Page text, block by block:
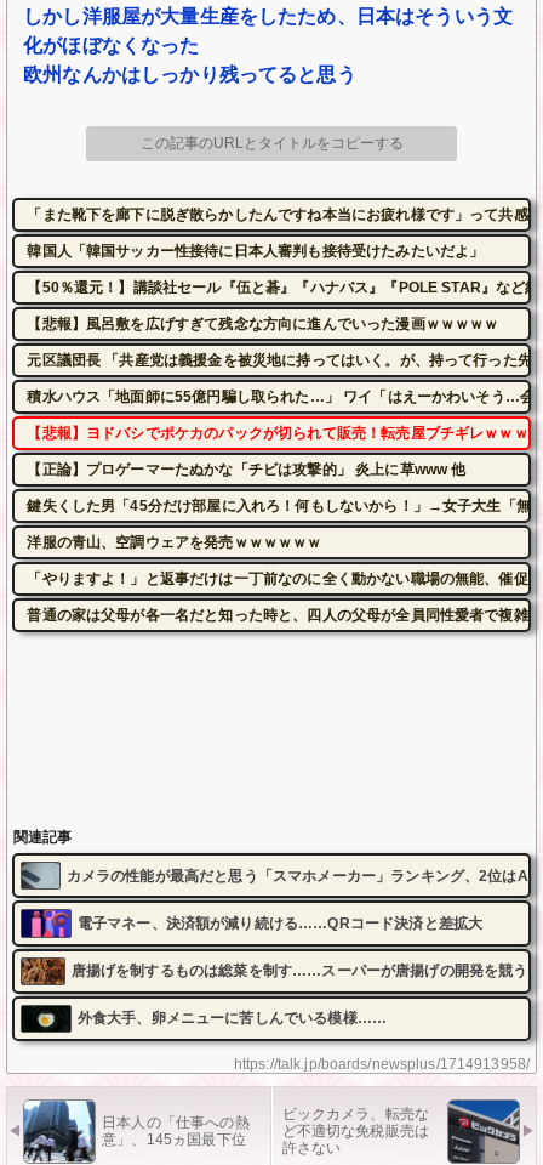
しかし洋服屋が大量生産をしたため、日本はそういう文
化がほぼなくなった
欧州なんかはしっかり残ってると思う
https://talk.jp/boards/newsplus/1714913958/
この記事のURLとタイトルをコピーする
「また靴下を廊下に脱ぎ散らかしたんですね本当にお疲れ様です」って共感
韓国人「韓国サッカー性接待に日本人審判も接待受けたみたいだよ」
【50％還元！】講談社セール『伍と碁』『ハナバス』『POLE STAR』など
【悲報】風呂敷を広げすぎて残念な方向に進んでいった漫画ｗｗｗｗｗ
元区議団長 「共産党は義援金を被災地に持ってはいく。が、持って行った先
積水ハウス「地面師に55億円騙し取られた…」 ワイ「はえーかわいそう…会
【悲報】ヨドバシでポケカのパックが切られて販売！転売屋ブチギレｗｗｗ
【正論】プロゲーマーたぬかな「チビは攻撃的」 炎上に草www 他
鍵失くした男「45分だけ部屋に入れろ！何もしないから！」→女子大生「
洋服の青山、空調ウェアを発売ｗｗｗｗｗｗ
「やりますよ！」と返事だけは一丁前なのに全く動かない職場の無能、催
普通の家は父母が各一名だと知った時と、四人の父母が全員同性愛者で複雑
関連記事
カメラの性能が最高だと思う「スマホメーカー」ランキング、2位は
電子マネー、決済額が減り続ける……QRコード決済と差拡大
唐揚げを制するものは総菜を制す……スーパーが唐揚げの開発を競う
外食大手、卵メニューに苦しんでいる模様……
日本人の「仕事への熱
意」、145ヵ国最下位
ビックカメラ、転売な
ど不適切な免税販売は
許さない